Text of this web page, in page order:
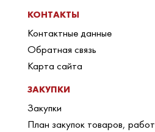
КОНТАКТЫ
Контактные данные
Обратная связь
Карта сайта
ЗАКУПКИ
Закупки
План закупок товаров, работ